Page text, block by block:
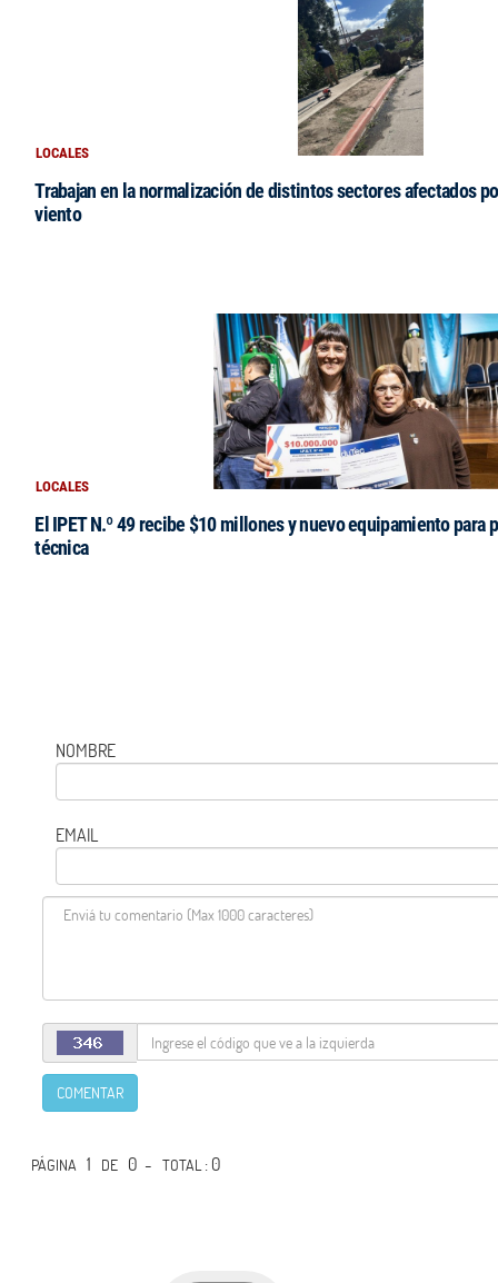
LOCALES
Trabajan en la normalización de distintos sectores afectados
viento
LOCALES
El IPET N.º 49 recibe $10 millones y nuevo equipamiento para
técnica
NOMBRE
EMAIL
COMENTAR
PÁGINA 1 DE 0 -TOTAL: 0